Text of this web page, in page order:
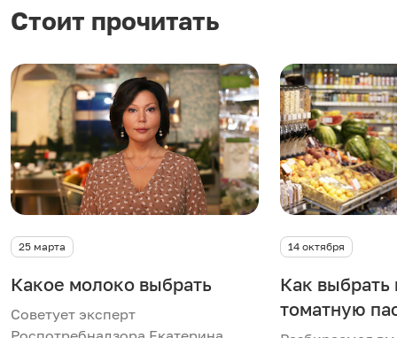
Стоит прочитать
25 марта
Какое молоко выбрать
Советует эксперт
14 октября
Как выбрать
томатную